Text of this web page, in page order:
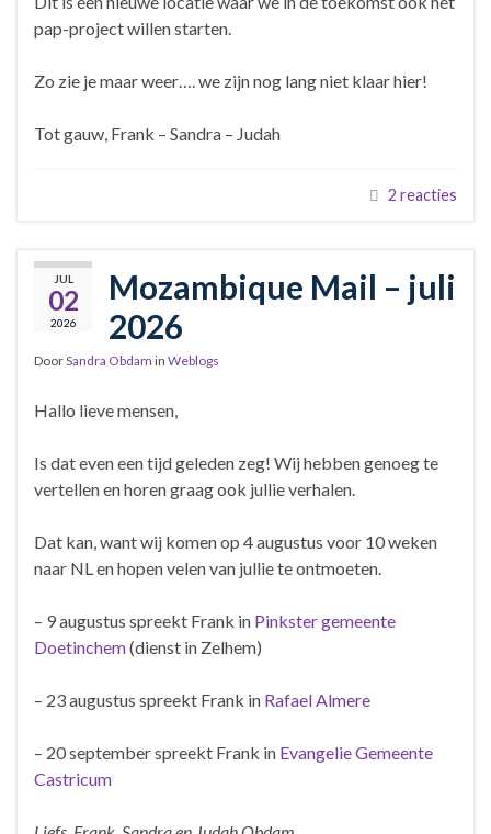
pap-project willen starten.
Zo zie je maar weer…. we zijn nog lang niet klaar hier!
Tot gauw, Frank – Sandra – Judah
2 reacties
JUL
02
2026
Mozambique Mail – juli
2026
DoorSandra Obdam in Weblogs
Hallo lieve mensen,
Is dat even een tijd geleden zeg! Wij hebben genoeg te
vertellen en horen graag ook jullie verhalen.
Dat kan, want wij komen op 4 augustus voor 10 weken
naar NL en hopen velen van jullie te ontmoeten.
– 9 augustus spreekt Frank in Pinkster gemeente
Doetinchem(dienst in Zelhem)
– 23 augustus spreekt Frank in Rafael Almere
– 20 september spreekt Frank in Evangelie Gemeente
Castricum